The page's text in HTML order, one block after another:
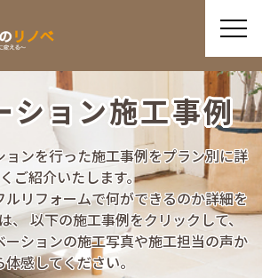
ション施工事例
ンを行った施工事例をプラン別に詳
ご紹介いたします。
ルリフォームで何ができるのか詳細を
、以下の施工事例をクリックして、
ションの施工写真や施工担当の声か
体感してください。